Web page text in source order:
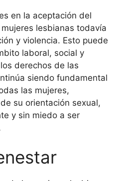
en la aceptación del
lesbianas todavía
y violencia. Esto puede
laboral, social y
derechos de las
siendo fundamental
las mujeres,
su orientación sexual,
y sin miedo a ser